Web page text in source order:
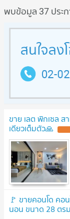
พบข้อมูล 37 ประ
ขาย เลต พิกเซล
เดียวเต็มตัว🙏
🚩 ขายคอนโด คอ
นอน ขนาด 28 ตร